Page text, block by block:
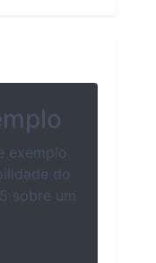
exemplo
do
sobre um